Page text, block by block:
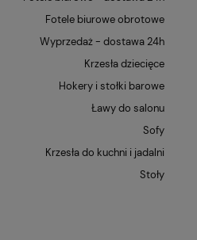
Fotele biurowe obrotowe
Wyprzedaż - dostawa 24h
Krzesła dziecięce
Hokery i stołki barowe
Ławy do salonu
Sofy
Krzesła do kuchni i jadalni
Stoły